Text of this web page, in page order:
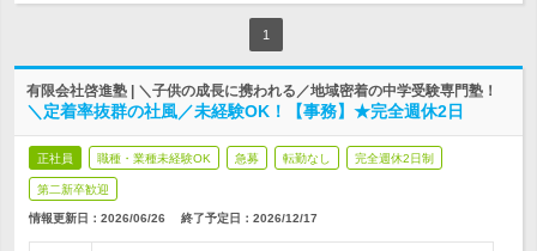
1
有限会社啓進塾 | ＼子供の成長に携われる／地域密着の中学受験専門塾！
＼定着率抜群の社風／未経験OK！【事務】★完全週休2日
正社員 職種・業種未経験OK 急募 転勤なし 完全週休2日制
第二新卒歓迎
情報更新日：2026/06/26 終了予定日： 2026/12/17